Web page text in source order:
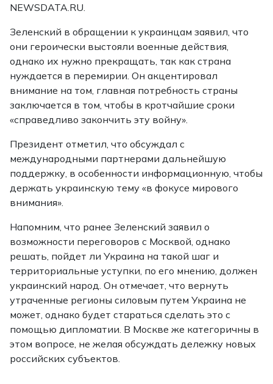
NEWSDATA.RU.
Зеленский в обращении к украинцам заявил, что
они героически выстояли военные действия,
однако их нужно прекращать, так как страна
нуждается в перемирии. Он акцентировал
внимание на том, главная потребность страны
заключается в том, чтобы в кротчайшие сроки
«справедливо закончить эту войну».
Президент отметил, что обсуждал с
международными партнерами дальнейшую
поддержку, в особенности информационную, чтобы
держать украинскую тему «в фокусе мирового
внимания».
Напомним, что ранее Зеленский заявил о
возможности переговоров с Москвой, однако
решать, пойдет ли Украина на такой шаг и
территориальные уступки, по его мнению, должен
украинский народ. Он отмечает, что вернуть
утраченные регионы силовым путем Украина не
может, однако будет стараться сделать это с
помощью дипломатии. В Москве же категоричны в
этом вопросе, не желая обсуждать дележку новых
российских субъектов.